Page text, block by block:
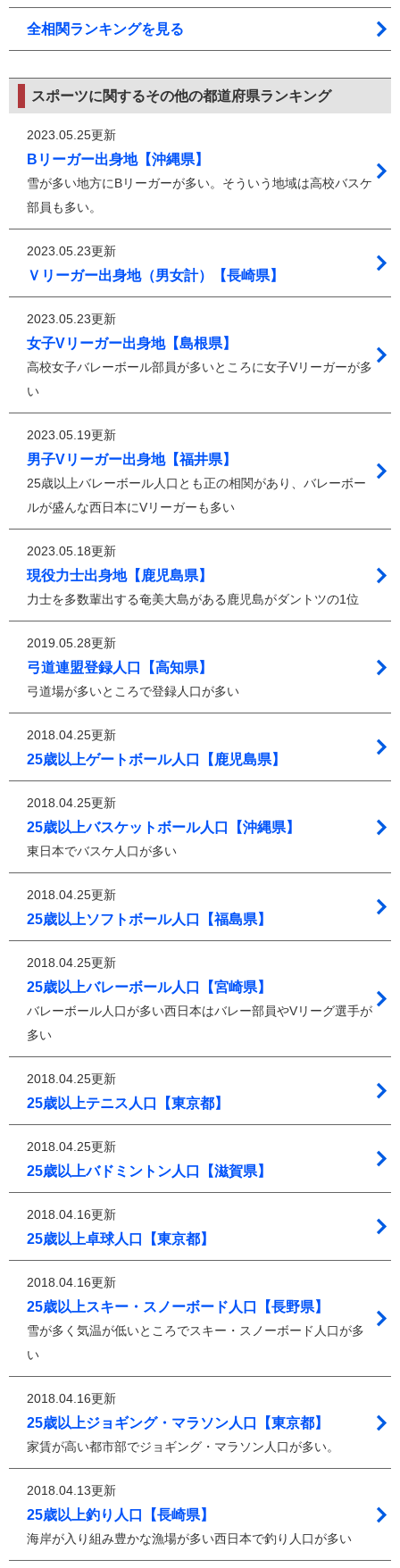
全相関ランキングを見る
スポーツに関するその他の都道府県ランキング
2023.05.25更新
Bリーガー出身地【沖縄県】
雪が多い地方にBリーガーが多い。そういう地域は高校バスケ
部員も多い。
2023.05.23更新
Ｖリーガー出身地（男女計）【長崎県】
2023.05.23更新
女子Vリーガー出身地【島根県】
高校女子バレーボール部員が多いところに女子Vリーガーが多
い
2023.05.19更新
男子Vリーガー出身地【福井県】
25歳以上バレーボール人口とも正の相関があり、バレーボー
ルが盛んな西日本にVリーガーも多い
2023.05.18更新
現役力士出身地【鹿児島県】
力士を多数輩出する奄美大島がある鹿児島がダントツの1位
2019.05.28更新
弓道連盟登録人口【高知県】
弓道場が多いところで登録人口が多い
2018.04.25更新
25歳以上ゲートボール人口【鹿児島県】
2018.04.25更新
25歳以上バスケットボール人口【沖縄県】
東日本でバスケ人口が多い
2018.04.25更新
25歳以上ソフトボール人口【福島県】
2018.04.25更新
25歳以上バレーボール人口【宮崎県】
バレーボール人口が多い西日本はバレー部員やVリーグ選手が
多い
2018.04.25更新
25歳以上テニス人口【東京都】
2018.04.25更新
25歳以上バドミントン人口【滋賀県】
2018.04.16更新
25歳以上卓球人口【東京都】
2018.04.16更新
25歳以上スキー・スノーボード人口【長野県】
雪が多く気温が低いところでスキー・スノーボード人口が多
い
2018.04.16更新
25歳以上ジョギング・マラソン人口【東京都】
家賃が高い都市部でジョギング・マラソン人口が多い。
2018.04.13更新
25歳以上釣り人口【長崎県】
海岸が入り組み豊かな漁場が多い西日本で釣り人口が多い